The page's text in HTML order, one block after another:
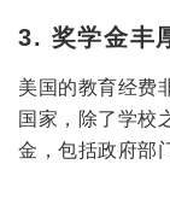
3. 奖学金丰
美国的教育经费
国家，除了学校
金，包括政府部